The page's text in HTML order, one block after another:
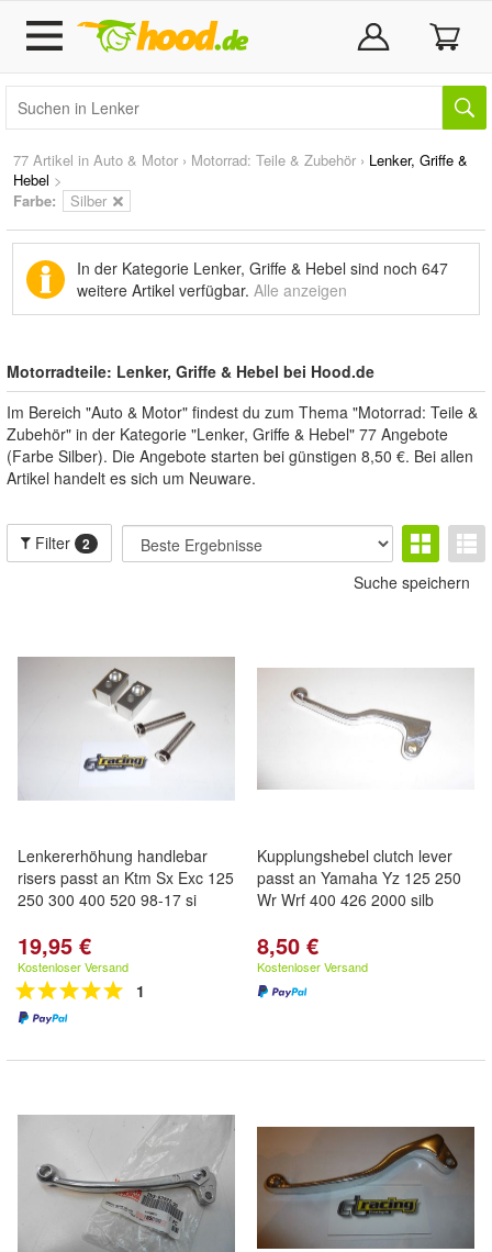
77 Artikel in Auto & Motor › Motorrad: Teile & Zubehör › Lenker, Griffe &
Hebel >
Farbe:
Silber
In der Kategorie Lenker, Griffe & Hebel sind noch 647
weitere Artikel verfügbar. Alle anzeigen
Motorradteile: Lenker, Griffe & Hebel bei Hood.de
Im Bereich "Auto & Motor" findest du zum Thema "Motorrad: Teile &
Zubehör" in der Kategorie "Lenker, Griffe & Hebel" 77 Angebote
(Farbe Silber). Die Angebote starten bei günstigen 8,50 €. Bei allen
Artikel handelt es sich um Neuware.
Filter 2
Suche speichern
Lenkererhöhung handlebar
risers passt an Ktm Sx Exc 125
250 300 400 520 98-17 si
19,95 €
Kostenloser Versand
1
Kupplungshebel clutch lever
passt an Yamaha Yz 125 250
Wr Wrf 400 426 2000 silb
8,50 €
Kostenloser Versand